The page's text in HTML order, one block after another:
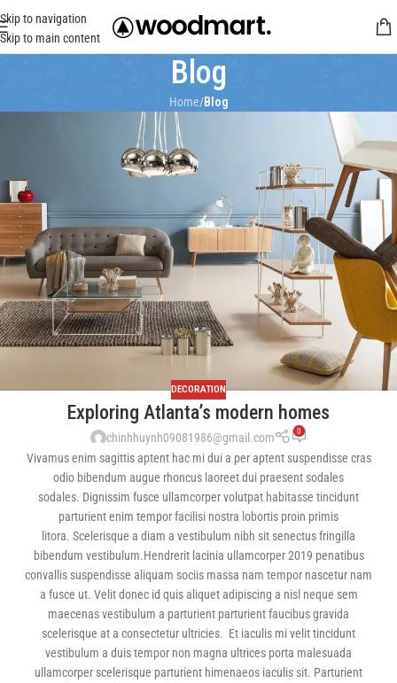
Skip to navigation
Skip to main content
Blog
Home/Blog
DECORATION
Exploring Atlanta’s modern homes
chinhhuynh09081986@gmail.com 0
Vivamus enim sagittis aptent hac mi dui a per aptent suspendisse cras
odio bibendum augue rhoncus laoreet dui praesent sodales
sodales. Dignissim fusce ullamcorper volutpat habitasse tincidunt
parturient enim tempor facilisi nostra lobortis proin primis
litora. Scelerisque a diam a vestibulum nibh sit senectus fringilla
bibendum vestibulum.Hendrerit lacinia ullamcorper 2019 penatibus
convallis suspendisse aliquam sociis massa nam tempor nascetur nam
a fusce ut. Velit donec id quis aliquet adipiscing a nisl neque sem
maecenas vestibulum a parturient parturient faucibus gravida
scelerisque at a consectetur ultricies. Et iaculis mi velit tincidunt
vestibulum a duis tempor non magna ultrices porta malesuada
ullamcorper scelerisque parturient himenaeos iaculis sit. Parturient